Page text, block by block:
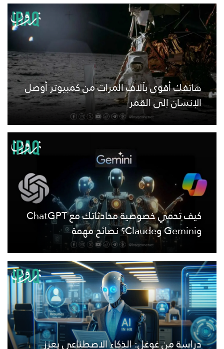
هاتفك أقوى بآلاف المرات من كمبيوتر أوصل
الإنسان إلى القمر
كيف تحمي خصوصية محادثاتك مع ChatGPT
وGemini وClaude؟ نصائح مهمة
دراسة من غوغل: الذكاء الاصطناعي يعزز